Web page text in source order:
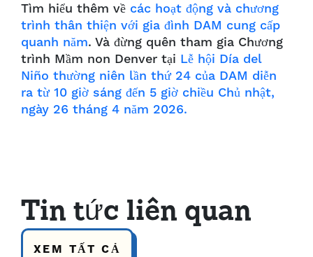
Tìm hiểu thêm về các hoạt động và chương
trình thân thiện với gia đình DAM cung cấp
quanh năm. Và đừng quên tham gia Chương
trình Mầm non Denver tại Lễ hội Día del
Niño thường niên lần thứ 24 của DAM diễn
ra từ 10 giờ sáng đến 5 giờ chiều Chủ nhật,
ngày 26 tháng 4 năm 2026.
Tin tức liên quan
XEM TẤT CẢ